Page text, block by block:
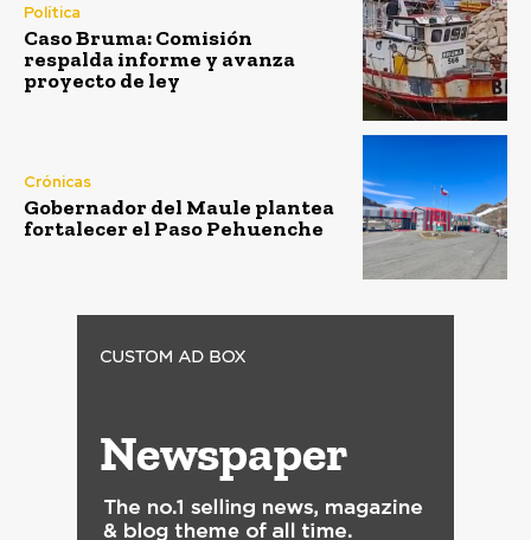
Política
Caso Bruma: Comisión
respalda informe y avanza
proyecto de ley
Crónicas
Gobernador del Maule plantea
fortalecer el Paso Pehuenche